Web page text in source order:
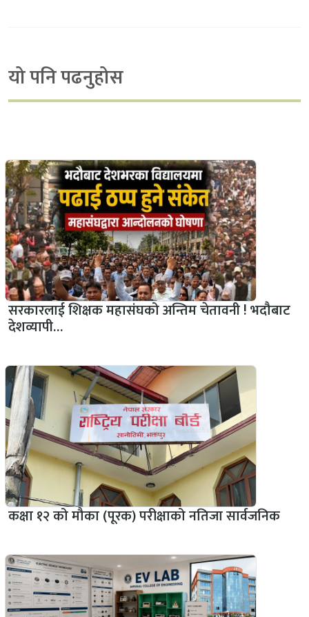
यो पनि पढनुहोस
सरकारलाई शिक्षक महासंघको अन्तिम चेतावनी ! भदौबाट
देशव्यापी…
कक्षा १२ को मौका (पूरक) परीक्षाको नतिजा सार्वजनिक